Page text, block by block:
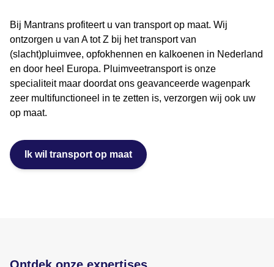
Bij Mantrans profiteert u van transport op maat. Wij
ontzorgen u van A tot Z bij het transport van
(slacht)pluimvee, opfokhennen en kalkoenen in Nederland
en door heel Europa. Pluimveetransport is onze
specialiteit maar doordat ons geavanceerde wagenpark
zeer multifunctioneel in te zetten is, verzorgen wij ook uw
op maat.
Ik wil transport op maat